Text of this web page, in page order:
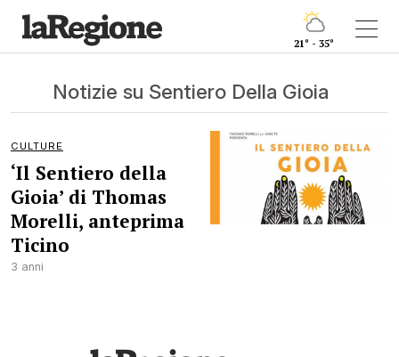
21° - 35°
Notizie su Sentiero Della Gioia
CULTURE
‘Il Sentiero della
Gioia’ di Thomas
Morelli, anteprima
Ticino
3 anni